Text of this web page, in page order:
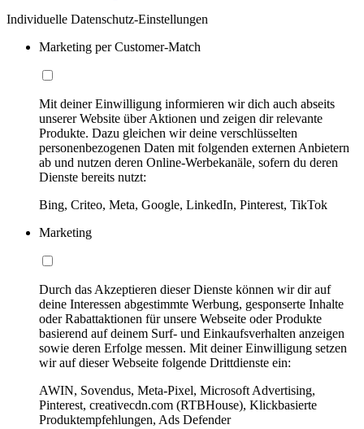
Individuelle Datenschutz-Einstellungen
Marketing per Customer-Match
Mit deiner Einwilligung informieren wir dich auch abseits
unserer Website über Aktionen und zeigen dir relevante
Produkte. Dazu gleichen wir deine verschlüsselten
personenbezogenen Daten mit folgenden externen Anbietern
ab und nutzen deren Online-Werbekanäle, sofern du deren
Dienste bereits nutzt:
Bing, Criteo, Meta, Google, LinkedIn, Pinterest, TikTok
Marketing
Durch das Akzeptieren dieser Dienste können wir dir auf
deine Interessen abgestimmte Werbung, gesponserte Inhalte
oder Rabattaktionen für unsere Webseite oder Produkte
basierend auf deinem Surf- und Einkaufsverhalten anzeigen
sowie deren Erfolge messen. Mit deiner Einwilligung setzen
wir auf dieser Webseite folgende Drittdienste ein:
AWIN, Sovendus, Meta-Pixel, Microsoft Advertising,
Pinterest, creativecdn.com (RTBHouse), Klickbasierte
Produktempfehlungen, Ads Defender